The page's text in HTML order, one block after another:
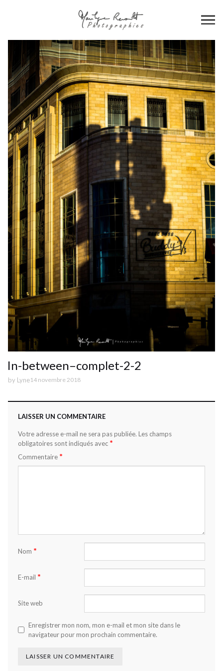
In-between–complet-2-2
by Lyne14 novembre 2018
LAISSER UN COMMENTAIRE
Votre adresse e-mail ne sera pas publiée. Les champs
obligatoires sont indiqués avec *
Commentaire *
Nom *
E-mail *
Site web
Enregistrer mon nom, mon e-mail et mon site dans le
navigateur pour mon prochain commentaire.